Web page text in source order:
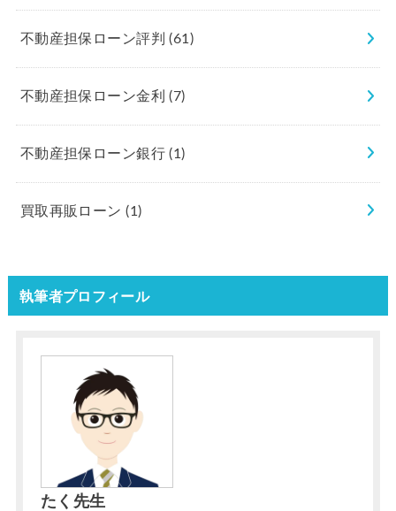
不動産担保ローン評判(61)
不動産担保ローン金利(7)
不動産担保ローン銀行(1)
買取再販ローン(1)
執筆者プロフィール
たく先生